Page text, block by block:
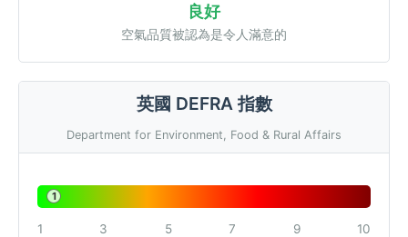
良好
空氣品質被認為是令人滿意的
英國 DEFRA 指數
Department for Environment, Food & Rural Affairs
1
1 3 5 7 9 10